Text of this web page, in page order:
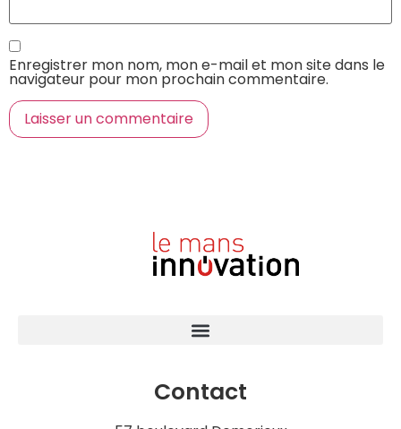
Enregistrer mon nom, mon e-mail et mon site dans le
navigateur pour mon prochain commentaire.
Contact